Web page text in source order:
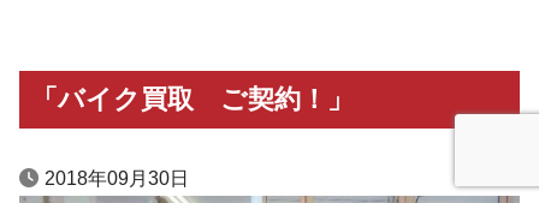
「バイク買取 ご契約！」
2018年09月30日